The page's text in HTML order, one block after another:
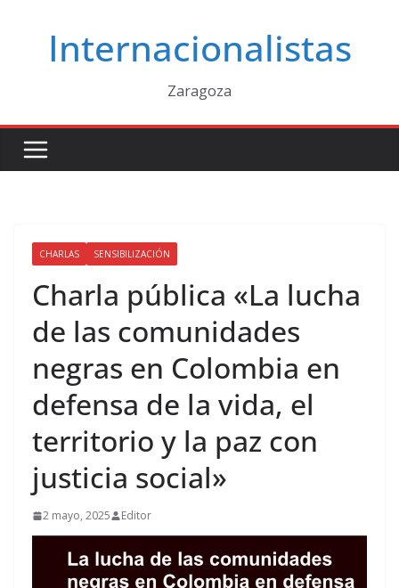
contenidoInternacionalistas
Zaragoza
CHARLAS SENSIBILIZACIÓN
Charla pública «La lucha
de las comunidades
negras en Colombia en
defensa de la vida, el
territorio y la paz con
justicia social»
2 mayo, 2025 Editor